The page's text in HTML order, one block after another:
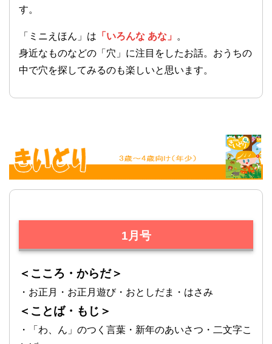
す。
「ミニえほん」は 「いろんな あな」
。
身近なものなどの「穴」に注目をしたお話。おうちの
中で穴を探してみるのも楽しいと思います。
1月号
＜こころ・からだ＞
・お正月・お正月遊び・おとしだま・はさみ
＜ことば・もじ＞
・「わ、ん」のつく言葉・新年のあいさつ・二文字こ